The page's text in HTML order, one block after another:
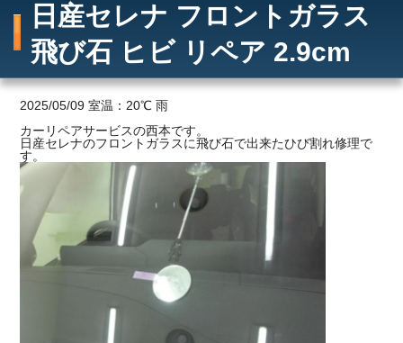
会社案内
メリット
ご利用の流れ
価格
日産セレナ フロントガラス
飛び石 ヒビ リペア 2.9cm
2025/05/09 室温：20℃ 雨
カーリペアサービスの西本です。
日産セレナのフロントガラスに飛び石で出来たひび割れ修理で
す。